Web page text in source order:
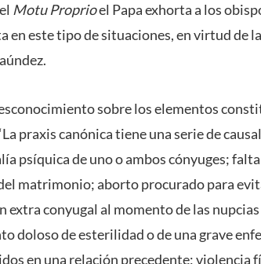
Motu Proprioel Papa exhorta a los
en este tipo de situaciones, en virtud de
sobre los elementos
praxis canónica tiene una serie de
psíquica de uno o ambos cónyuges;
matrimonio; aborto procurado para
extra conyugal al momento de las
doloso de esterilidad o de una grave
en una relación precedente; violencia